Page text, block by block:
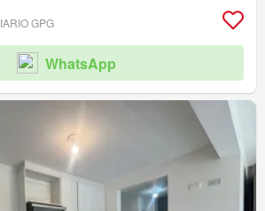
GPG
WhatsApp